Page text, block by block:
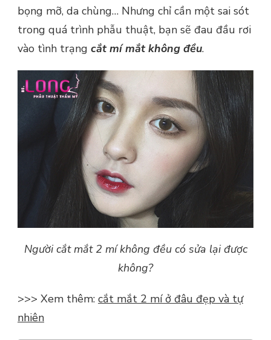
bọng mỡ, da chùng… Nhưng chỉ cần một sai sót
trong quá trình phẫu thuật, bạn sẽ đau đầu rơi
vào tình trạng cắt mí mắt không đều.
Người cắt mắt 2 mí không đều có sửa lại được
không?
>>> Xem thêm: cắt mắt 2 mí ở đâu đẹp và tự
nhiên